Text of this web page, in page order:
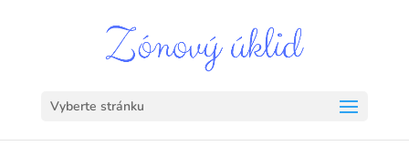
Vyberte stránku